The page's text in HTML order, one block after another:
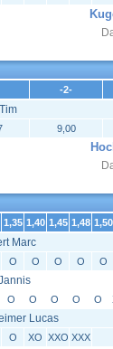
-2-
9,00
1,35 1,40 1,45 1,48 1,50
Marc
O O O O O
O O O O O
Lucas
O XO XXO XXX